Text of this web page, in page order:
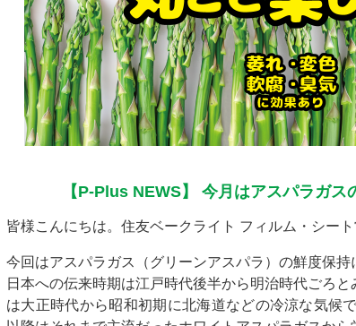
【P-Plus NEWS】 今月はアスパラガス
皆様こんにちは。住友ベークライト フィルム・シート
今回はアスパラガス（グリーンアスパラ）の鮮度保持
日本への伝来時期は江戸時代後半から明治時代ごろ
は大正時代から昭和初期に北海道などの冷涼な気候